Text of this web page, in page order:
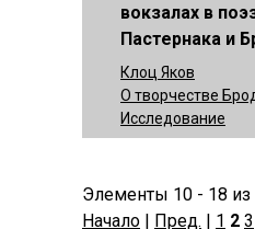
вокзалах в
Пастернака и
Клоц Яков
О творчестве
Исследование
Элементы 10 - 18 из
Начало | Пред. | 1 2 3